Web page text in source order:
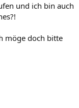
und ich bin auch
möge doch bitte